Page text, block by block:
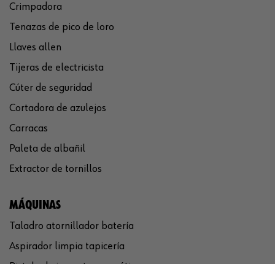
Crimpadora
Tenazas de pico de loro
Llaves allen
Tijeras de electricista
Cúter de seguridad
Cortadora de azulejos
Carracas
Paleta de albañil
Extractor de tornillos
MÁQUINAS
Taladro atornillador batería
Aspirador limpia tapicería